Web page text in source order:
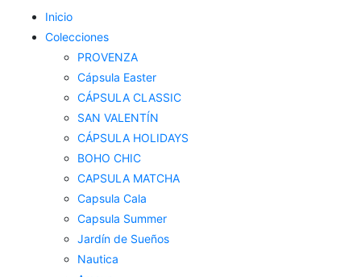
Inicio
Colecciones
PROVENZA
Cápsula Easter
CÁPSULA CLASSIC
SAN VALENTÍN
CÁPSULA HOLIDAYS
BOHO CHIC
CAPSULA MATCHA
Capsula Cala
Capsula Summer
Jardín de Sueños
Nautica